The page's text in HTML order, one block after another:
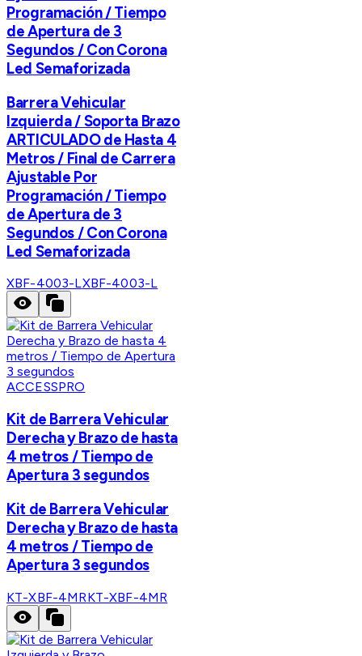
Programación / Tiempo
de Apertura de 3
Segundos / Con Corona
Led Semaforizada
Barrera Vehicular
Izquierda / Soporta Brazo
ARTICULADO de Hasta 4
Metros / Final de Carrera
Ajustable Por
Programación / Tiempo
de Apertura de 3
Segundos / Con Corona
Led Semaforizada
XBF-4003-LXBF-4003-L
ACCESSPRO
Kit de Barrera Vehicular
Derecha y Brazo de hasta
4 metros / Tiempo de
Apertura 3 segundos
Kit de Barrera Vehicular
Derecha y Brazo de hasta
4 metros / Tiempo de
Apertura 3 segundos
KT-XBF-4MRKT-XBF-4MR